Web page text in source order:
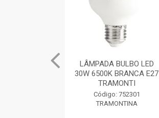
LÂMPADA BULBO LED
30W 6500K BRANCA E27
TRAMONTI
Código: 752301
TRAMONTINA